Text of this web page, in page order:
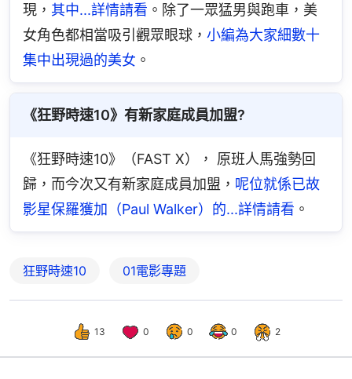
現， 其中...詳情請看 。除了一眾猛男與跑車，美
女角色都相當吸引觀眾眼球， 小編為大家細數十
集中出現過的美女 。
《狂野時速10》有新家庭成員加盟?
《狂野時速10》（FAST X）， 原班人馬強勢回
歸，而今次又有新家庭成員加盟， 呢位就係已故
影星保羅獲加（Paul Walker）的...詳情請看 。
狂野時速10 01電影專題
13 0 0 0 2